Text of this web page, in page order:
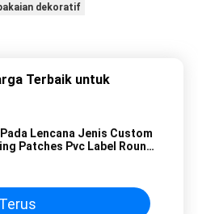
dekoratif
Terbaik untuk
Lencana Jenis Custom
Patches Pvc Label Round
Terus